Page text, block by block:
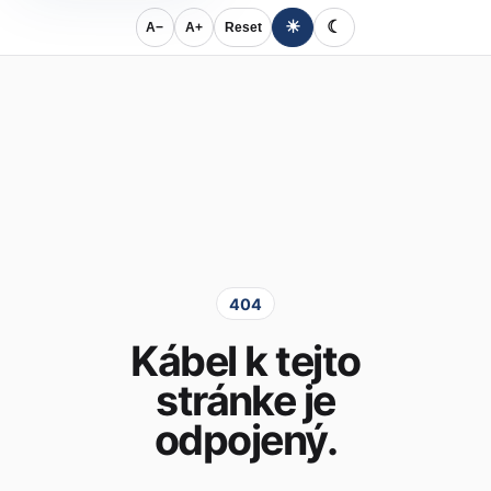
A− A+ Reset ☀ ☾
404
Kábel k tejto
stránke je
odpojený.